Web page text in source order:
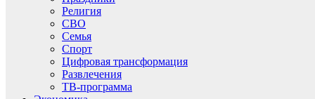
Религия
СВО
Семья
Спорт
Цифровая трансформация
Развлечения
ТВ-программа